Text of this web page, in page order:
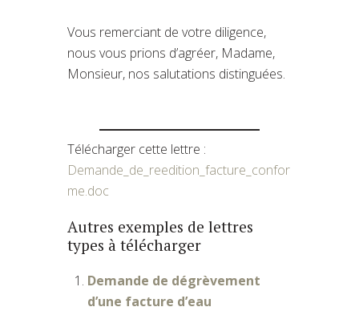
Vous remerciant de votre diligence,
nous vous prions d’agréer, Madame,
Monsieur, nos salutations distinguées.
Télécharger cette lettre :
Demande_de_reedition_facture_confor
me.doc
Autres exemples de lettres
types à télécharger
Demande de dégrèvement
d’une facture d’eau